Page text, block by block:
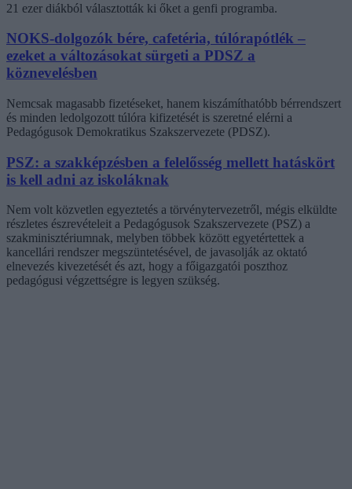
21 ezer diákból választották ki őket a genfi programba.
NOKS-dolgozók bére, cafetéria, túlórapótlék –
ezeket a változásokat sürgeti a PDSZ a
köznevelésben
Nemcsak magasabb fizetéseket, hanem kiszámíthatóbb bérrendszert
és minden ledolgozott túlóra kifizetését is szeretné elérni a
Pedagógusok Demokratikus Szakszervezete (PDSZ).
PSZ: a szakképzésben a felelősség mellett hatáskört
is kell adni az iskoláknak
Nem volt közvetlen egyeztetés a törvénytervezetről, mégis elküldte
részletes észrevételeit a Pedagógusok Szakszervezete (PSZ) a
szakminisztériumnak, melyben többek között egyetértettek a
kancellári rendszer megszüntetésével, de javasolják az oktató
elnevezés kivezetését és azt, hogy a főigazgatói poszthoz
pedagógusi végzettségre is legyen szükség.